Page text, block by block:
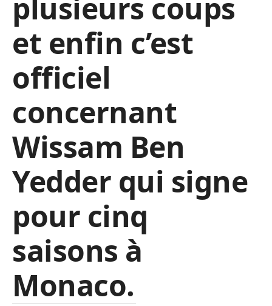
plusieurs coups
et enfin c’est
officiel
concernant
Wissam Ben
Yedder qui signe
pour cinq
saisons à
Monaco.